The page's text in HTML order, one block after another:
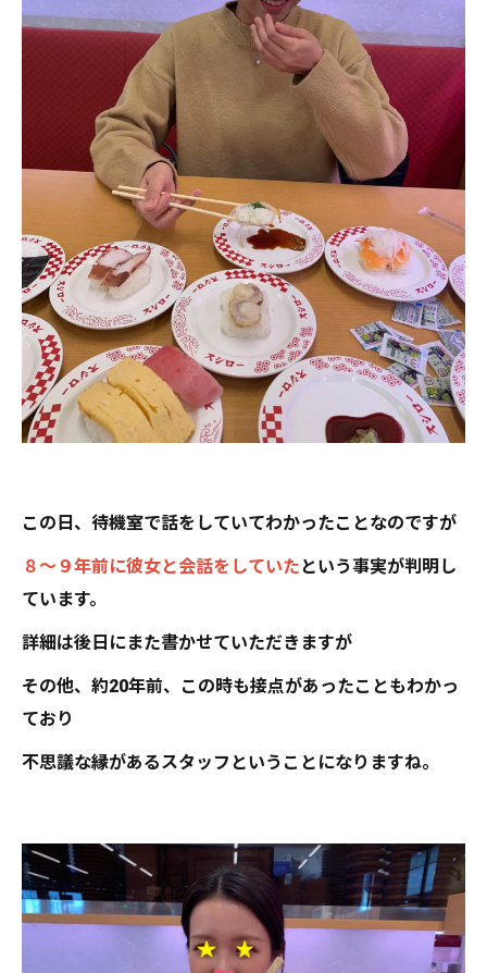
この日、待機室で話をしていてわかったことなのですが
８～９年前に彼女と会話をしていたという事実が判明し
ています。
詳細は後日にまた書かせていただきますが
その他、約20年前、この時も接点があったこともわかっ
ており
不思議な縁があるスタッフということになりますね。